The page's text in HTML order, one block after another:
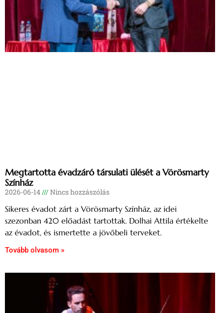
Megtartotta évadzáró társulati ülését a Vörösmarty
Színház
2026-06-14 Nincs hozzászólás
Sikeres évadot zárt a Vörösmarty Színház, az idei
szezonban 420 előadást tartottak. Dolhai Attila értékelte
az évadot, és ismertette a jövőbeli terveket.
Tovább olvasom »